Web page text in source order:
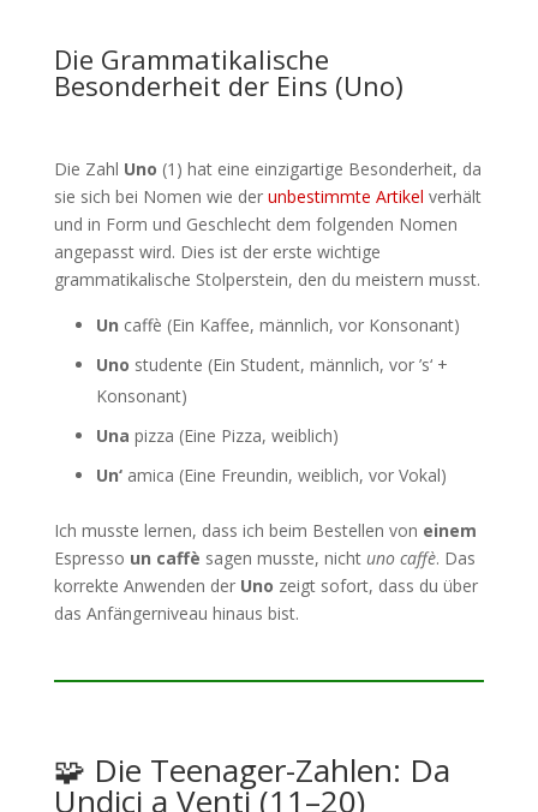
Die Grammatikalische
Besonderheit der Eins (Uno)
Die Zahl Uno (1) hat eine einzigartige Besonderheit, da
sie sich bei Nomen wie der unbestimmte Artikel verhält
und in Form und Geschlecht dem folgenden Nomen
angepasst wird. Dies ist der erste wichtige
grammatikalische Stolperstein, den du meistern musst.
Un caffè (Ein Kaffee, männlich, vor Konsonant)
Uno studente (Ein Student, männlich, vor ’s‘ +
Konsonant)
Una pizza (Eine Pizza, weiblich)
Un‘amica (Eine Freundin, weiblich, vor Vokal)
Ich musste lernen, dass ich beim Bestellen von einem
Espresso un caffè sagen musste, nicht uno caffè. Das
korrekte Anwenden der Uno zeigt sofort, dass du über
das Anfängerniveau hinaus bist.
🧩 Die Teenager-Zahlen: Da
Undici a Venti (11–20)